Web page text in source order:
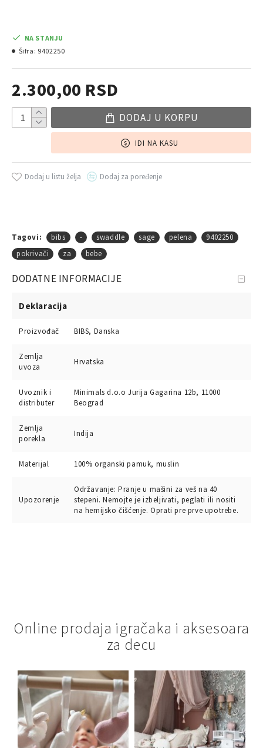
2.300,00 RSD
NA STANJU
Šifra: 9402250
DODAJ U KORPU
IDI NA KASU
Dodaj u listu želja Dodaj za poređenje
Tagovi: bibs - swaddle sage pelena
9402250
pokrivači
za bebe
DODATNE INFORMACIJE
Deklaracija
Proizvođač BIBS, Danska
Zemlja
uvoza
Hrvatska
Uvoznik i
distributer
Minimals d.o.o Jurija Gagarina 12b, 11000
Beograd
Zemlja
porekla
Indija
Materijal 100% organski pamuk, muslin
Upozorenje
Održavanje: Pranje u mašini za veš na 40
stepeni. Nemojte je izbeljivati, peglati ili nositi
na hemijsko čišćenje. Oprati pre prve upotrebe.
Online prodaja igračaka i aksesoara
za decu